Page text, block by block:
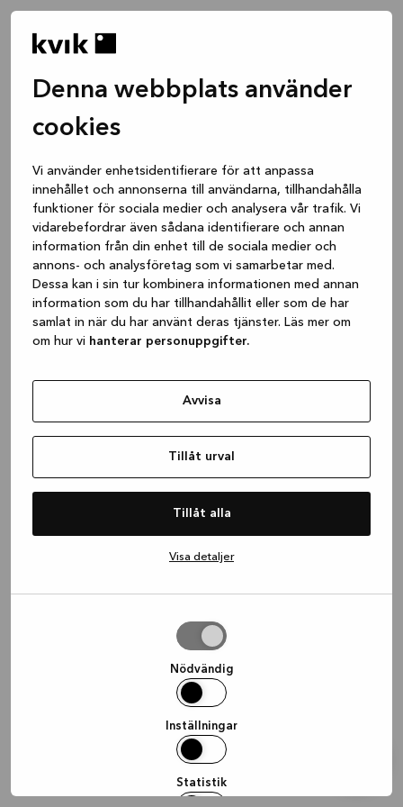
Denna webbplats använder
cookies
Vi använder enhetsidentifierare för att anpassa
innehållet och annonserna till användarna, tillhandahålla
funktioner för sociala medier och analysera vår trafik. Vi
vidarebefordrar även sådana identifierare och annan
information från din enhet till de sociala medier och
annons- och analysföretag som vi samarbetar med.
Dessa kan i sin tur kombinera informationen med annan
information som du har tillhandahållit eller som de har
samlat in när du har använt deras tjänster. Läs mer om
om hur vi hanterar personuppgifter.
Avvisa
Tillåt urval
Tillåt alla
Visa detaljer
Nödvändig
Inställningar
Statistik
(see the browser console for more
information).